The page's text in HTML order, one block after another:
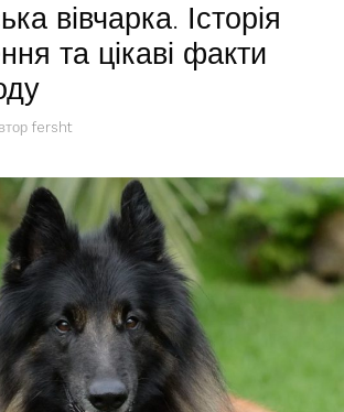
вівчарка. Історія
та цікаві факти
fersht